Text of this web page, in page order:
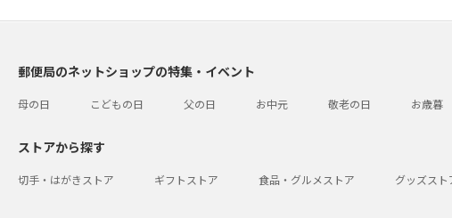
郵便局のネットショップの特集・イベント
母の日 こどもの日 父の日 お中元 敬老の日 お歳暮
ストアから探す
切手・はがきストア ギフトストア 食品・グルメストア グッズスト